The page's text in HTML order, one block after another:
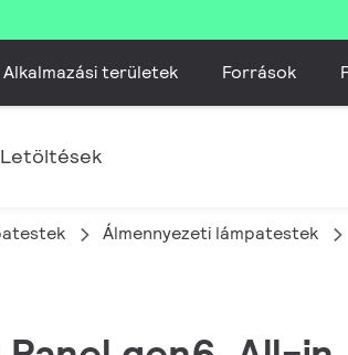
Alkalmazási területek Források
Letöltések
Álmennyezeti lámpatestek​